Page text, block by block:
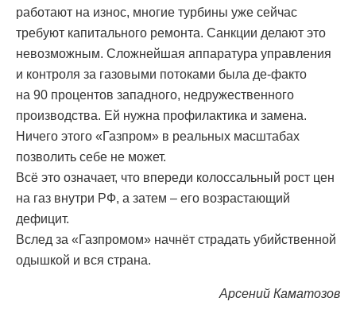
работают на износ, многие турбины уже сейчас
требуют капитального ремонта. Санкции делают это
невозможным. Сложнейшая аппаратура управления
и контроля за газовыми потоками была де-факто
на 90 процентов западного, недружественного
производства. Ей нужна профилактика и замена.
Ничего этого «Газпром» в реальных масштабах
позволить себе не может.
Всё это означает, что впереди колоссальный рост цен
на газ внутри РФ, а затем – его возрастающий
дефицит.
Вслед за «Газпромом» начнёт страдать убийственной
одышкой и вся страна.
Арсений Каматозов